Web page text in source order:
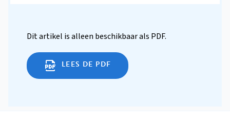
Dit artikel is alleen beschikbaar als PDF.
LEES DE PDF